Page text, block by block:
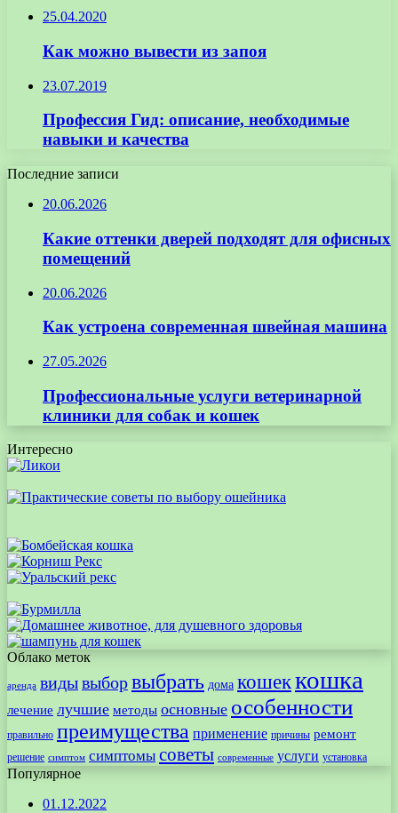
25.04.2020
Как можно вывести из запоя
23.07.2019
Профессия Гид: описание, необходимые
навыки и качества
Последние записи
20.06.2026
Какие оттенки дверей подходят для офисных
помещений
20.06.2026
Как устроена современная швейная машина
27.05.2026
Профессиональные услуги ветеринарной
клиники для собак и кошек
Интересно
Облако меток
аренда видывыборвыбрать дома кошеккошка
лечение лучшие методы основные особенности
правильно преимущества применение причины ремонт
решение симптом симптомы советы современные услуги установка
Популярное
01.12.2022